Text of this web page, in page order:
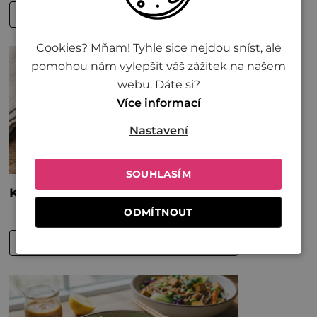
Cookies? Mňam! Tyhle sice nejdou sníst, ale
pomohou nám vylepšit váš zážitek na našem
webu. Dáte si?
Více informací
SOUHLASÍM
ODMÍTNOUT
Nastavení